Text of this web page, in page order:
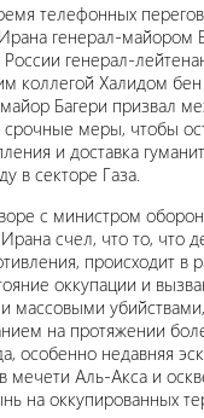
телефонных
генерал-майором
генерал-
коллегой Халидом
Багери призвал
меры, чтобы
и доставка
в секторе Газа.
с министром
счел, что то, что
происходит в
оккупации и
массовыми
на протяжении
особенно недавняя
мечети Аль-Акса и
на оккупированных